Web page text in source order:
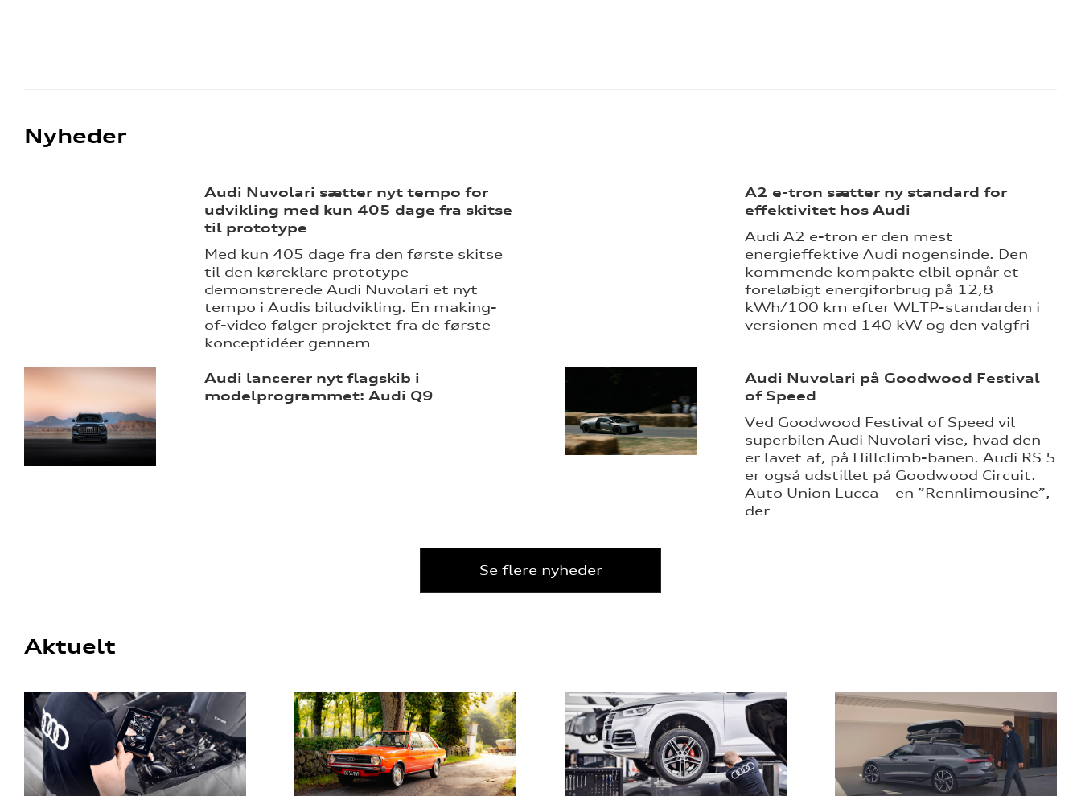
Nyheder
Audi Nuvolari sætter nyt tempo for
udvikling med kun 405 dage fra skitse
til prototype
Med kun 405 dage fra den første skitse
til den køreklare prototype
demonstrerede Audi Nuvolari et nyt
tempo i Audis biludvikling. En making-
of-video følger projektet fra de første
konceptidéer gennem
A2 e-tron sætter ny standard for
effektivitet hos Audi
Audi A2 e-tron er den mest
energieffektive Audi nogensinde. Den
kommende kompakte elbil opnår et
foreløbigt energiforbrug på 12,8
kWh/100 km efter WLTP-standarden i
versionen med 140 kW og den valgfri
Audi lancerer nyt flagskib i
modelprogrammet: Audi Q9
Audi Nuvolari på Goodwood Festival
of Speed
Ved Goodwood Festival of Speed vil
superbilen Audi Nuvolari vise, hvad den
er lavet af, på Hillclimb-banen. Audi RS 5
er også udstillet på Goodwood Circuit.
Auto Union Lucca – en ”Rennlimousine”,
der
Se flere nyheder
Aktuelt